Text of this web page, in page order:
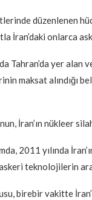
düzenlenen
İran’daki onlarca
Tahran’da yer alan
maksat alındığı
İran’ın nükleer
2011 yılında
teknolojilerin
birebir vakitte